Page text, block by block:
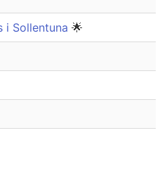
i Sollentuna 🌟